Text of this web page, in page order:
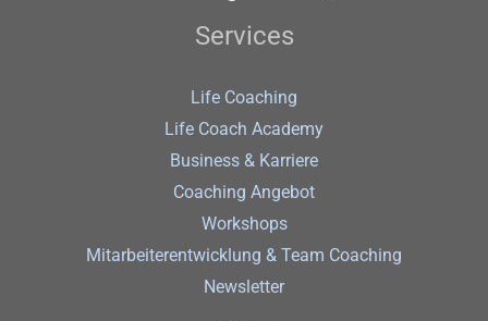
Services
Life Coaching
Life Coach Academy
Business & Karriere
Coaching Angebot
Workshops
Mitarbeiterentwicklung & Team Coaching
Newsletter